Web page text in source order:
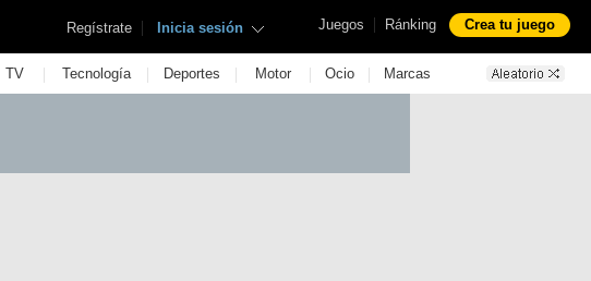
Juegos | Ránking Crea tu juego
Regístrate | Inicia sesión
TV | Tecnología | Deportes | Motor | Ocio | Marcas